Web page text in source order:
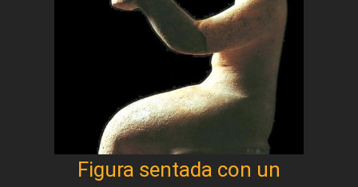
Figura sentada con un